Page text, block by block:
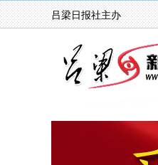
吕梁日报社主办